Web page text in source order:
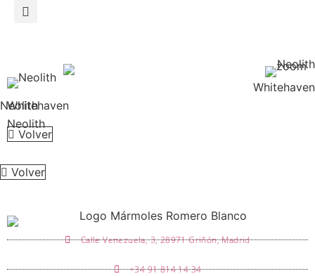
Whitehaven
Neolith
Whitehaven
Neolith
Volver
Volver
Calle Venezuela, 3, 28971 Griñón, Madrid
+34 91 814 14 34